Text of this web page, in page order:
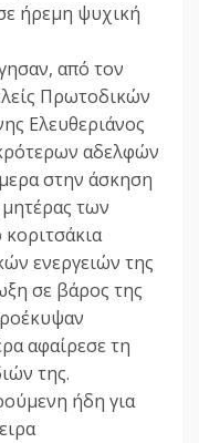
ήρεμη ψυχική
από τον
Πρωτοδικών
Ελευθεριάνος
αδελφών
στην άσκηση
των
ενεργειών της
σε βάρος της
αφαίρεσε τη
της.
ήδη για